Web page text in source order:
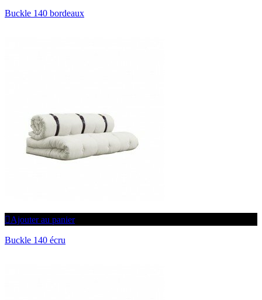
Buckle 140 bordeaux
Ajouter au panier
Buckle 140 écru